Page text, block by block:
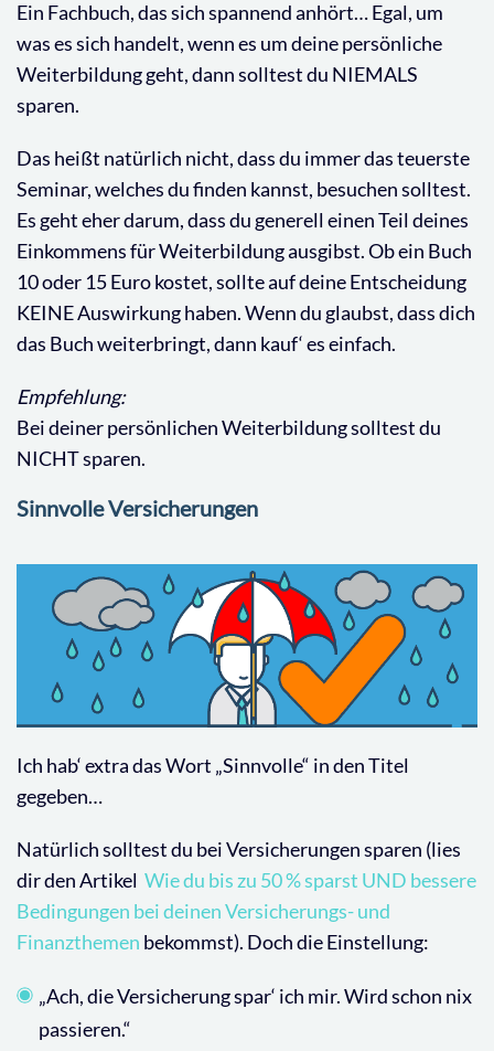
Ein Fachbuch, das sich spannend anhört… Egal, um
was es sich handelt, wenn es um deine persönliche
Weiterbildung geht, dann solltest du NIEMALS
sparen.
Das heißt natürlich nicht, dass du immer das teuerste
Seminar, welches du finden kannst, besuchen solltest.
Es geht eher darum, dass du generell einen Teil deines
Einkommens für Weiterbildung ausgibst. Ob ein Buch
10 oder 15 Euro kostet, sollte auf deine Entscheidung
KEINE Auswirkung haben. Wenn du glaubst, dass dich
das Buch weiterbringt, dann kauf‘ es einfach.
Empfehlung:
Bei deiner persönlichen Weiterbildung solltest du
NICHT sparen.
Sinnvolle Versicherungen
Ich hab‘ extra das Wort „Sinnvolle“ in den Titel
gegeben…
Natürlich solltest du bei Versicherungen sparen (lies
dir den Artikel Wie du bis zu 50 % sparst UND bessere
Bedingungen bei deinen Versicherungs- und
Finanzthemen bekommst). Doch die Einstellung:
„Ach, die Versicherung spar‘ ich mir. Wird schon nix
passieren.“